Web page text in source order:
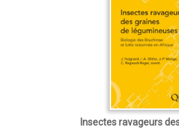
Insectes ravageurs